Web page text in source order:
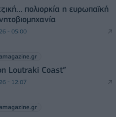
πολιορκία η ευρωπαϊκή
- 05:00
Loutraki Coast”
- 12:07